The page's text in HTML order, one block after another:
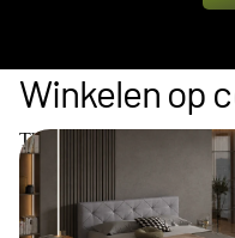
Winkelen op
The Key Collection